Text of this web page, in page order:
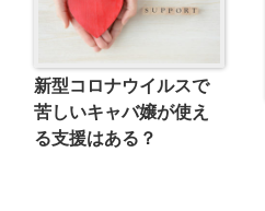
新型コロナウイルスで
苦しいキャバ嬢が使え
る支援はある？